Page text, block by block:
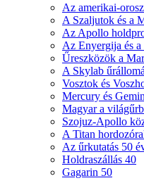
Az amerikai-
A Szaljutok és a
Az Apollo
Az Enyergija és a
Űreszközök a
A Skylab
Vosztok és
Mercury és
Magyar a
Szojuz-Apollo
A Titan
Az űrkutatás 50
Holdraszállás 40
Gagarin 50